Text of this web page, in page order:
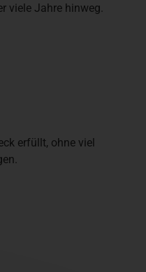
viele Jahre hinweg.
erfüllt, ohne viel